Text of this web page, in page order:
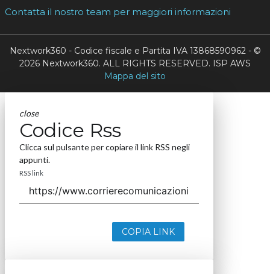
Contatta il nostro team per maggiori informazioni
Nextwork360 - Codice fiscale e Partita IVA 13868590962 - ©
2026 Nextwork360. ALL RIGHTS RESERVED. ISP AWS
Mappa del sito
close
Codice Rss
Clicca sul pulsante per copiare il link RSS negli
appunti.
RSS link
COPIA LINK